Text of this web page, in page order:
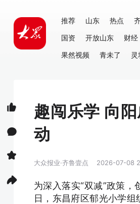
推荐 山东 热点
国资
开放山东 财经
果然视频
青未了 灵
趣闯乐学 向
动
大众报业·齐鲁壹点 2026-07-08
为深入落实“双减”政策
日，东昌府区郁光小学